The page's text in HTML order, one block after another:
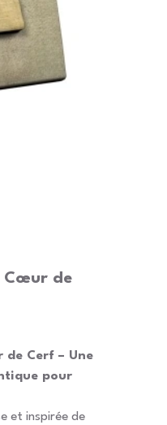
Cœur de
Cerf – Une
pour
et inspirée de